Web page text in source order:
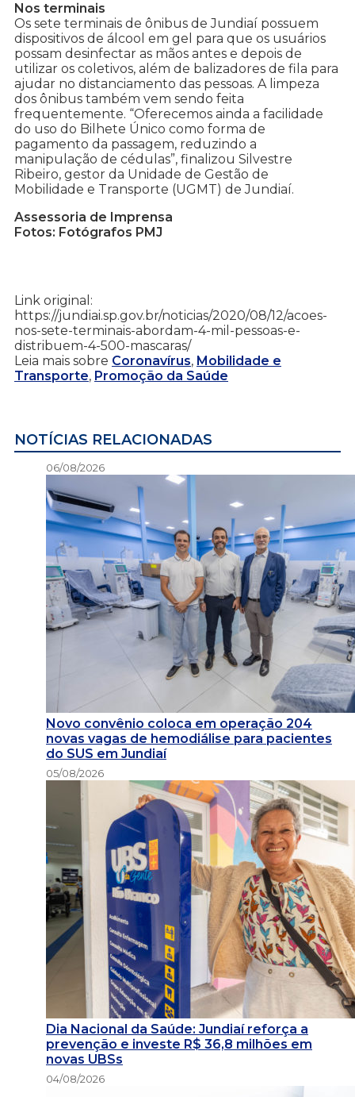
Nos terminais
Os sete terminais de ônibus de Jundiaí possuem
dispositivos de álcool em gel para que os usuários
possam desinfectar as mãos antes e depois de
utilizar os coletivos, além de balizadores de fila para
ajudar no distanciamento das pessoas. A limpeza
dos ônibus também vem sendo feita
frequentemente. “Oferecemos ainda a facilidade
do uso do Bilhete Único como forma de
pagamento da passagem, reduzindo a
manipulação de cédulas”, finalizou Silvestre
Ribeiro, gestor da Unidade de Gestão de
Mobilidade e Transporte (UGMT) de Jundiaí.
Assessoria de Imprensa
Fotos: Fotógrafos PMJ
Link original:
https://jundiai.sp.gov.br/noticias/2020/08/12/acoes-
nos-sete-terminais-abordam-4-mil-pessoas-e-
distribuem-4-500-mascaras/
Leia mais sobre Coronavírus, Mobilidade e
Transporte, Promoção da Saúde
NOTÍCIAS RELACIONADAS
06/08/2026
Novo convênio coloca em operação 204
novas vagas de hemodiálise para pacientes
do SUS em Jundiaí
05/08/2026
Dia Nacional da Saúde: Jundiaí reforça a
prevenção e investe R$ 36,8 milhões em
novas UBSs
04/08/2026